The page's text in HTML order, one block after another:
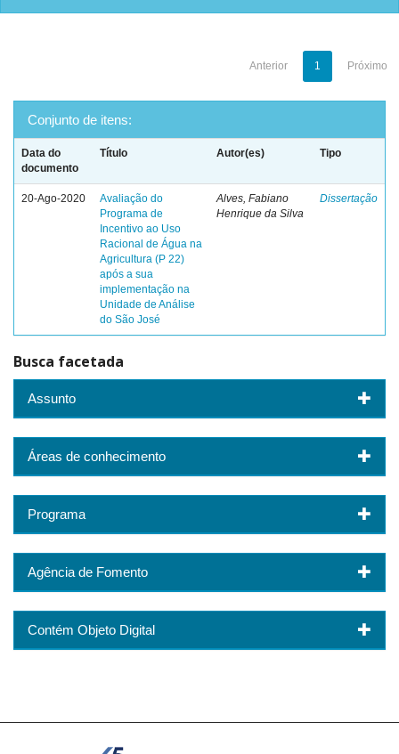
Anterior 1 Próximo
Conjunto de itens:
Data do
documento
Título Autor(es) Tipo
20-Ago-2020
Avaliação do
Programa de
Incentivo ao Uso
Racional de Água na
Agricultura (P 22)
após a sua
implementação na
Unidade de Análise
do São José
Alves, Fabiano
Henrique da Silva
Dissertação
Busca facetada
Assunto
Áreas de conhecimento
Programa
Agência de Fomento
Contém Objeto Digital